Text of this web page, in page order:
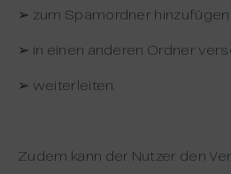
➢ zum Spamordner hinzufügen
➢ in einen anderen Ordner
➢ weiterleiten.
Zudem kann der Nutzer den